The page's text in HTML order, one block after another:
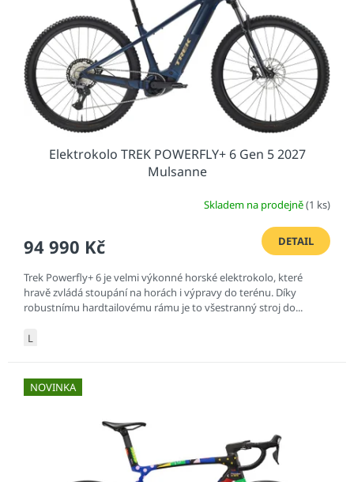
Elektrokolo TREK POWERFLY+ 6 Gen 5 2027
Mulsanne
Skladem na prodejně(1 ks)
94 990 Kč DETAIL
Trek Powerfly+ 6 je velmi výkonné horské elektrokolo, které
hravě zvládá stoupání na horách i výpravy do terénu. Díky
robustnímu hardtailovému rámu je to všestranný stroj do...
L
NOVINKA